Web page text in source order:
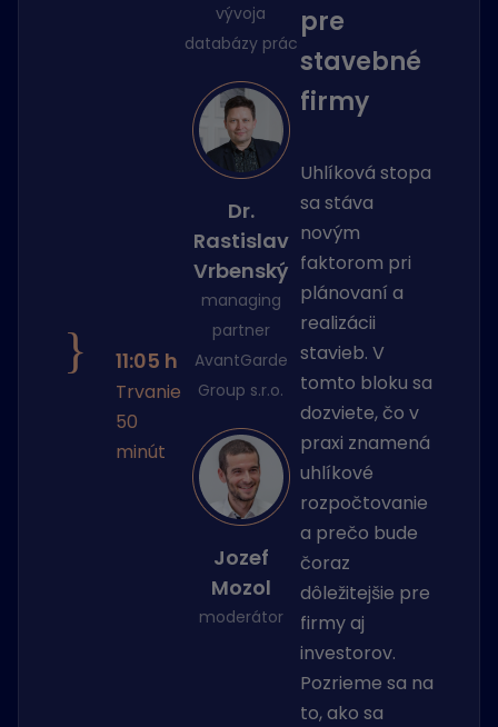
} 11:05 h
Trvanie
50
minút
vývoja
databázy prác
Dr.
Rastislav
Vrbenský
managing
partner
AvantGarde
Group s.r.o.
Jozef
Mozol
moderátor
pre
stavebné
firmy
Uhlíková stopa
sa stáva
novým
faktorom pri
plánovaní a
realizácii
stavieb. V
tomto bloku sa
dozviete, čo v
praxi znamená
uhlíkové
rozpočtovanie
a prečo bude
čoraz
dôležitejšie pre
firmy aj
investorov.
Pozrieme sa na
to, ako sa